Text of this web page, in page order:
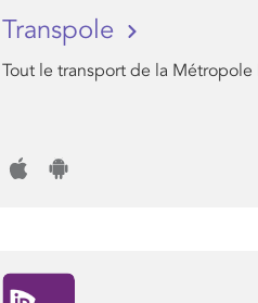
Transpole
Tout le transport de la Métropole